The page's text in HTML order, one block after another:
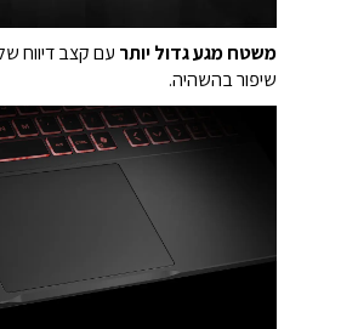
משטח מגע גדול יותר
שיפור בהשהיה.